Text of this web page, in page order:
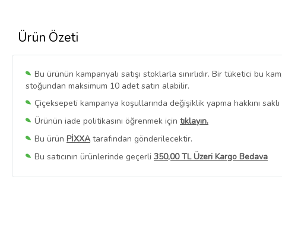
Ürün Özeti
Bu ürünün kampanyalı satışı stoklarla sınırlıdır. Bir tüketici bu
stoğundan maksimum 10 adet satın alabilir.
Çiçeksepeti kampanya koşullarında değişiklik yapma hakkını
Ürünün iade politikasını öğrenmek için tıklayın.
Bu ürün PİXXAtarafından gönderilecektir.
Bu satıcının ürünlerinde geçerli 350,00 TL Üzeri Kargo Bedava
Bu SatıcınınTüm Ürünlerini Görüntüle